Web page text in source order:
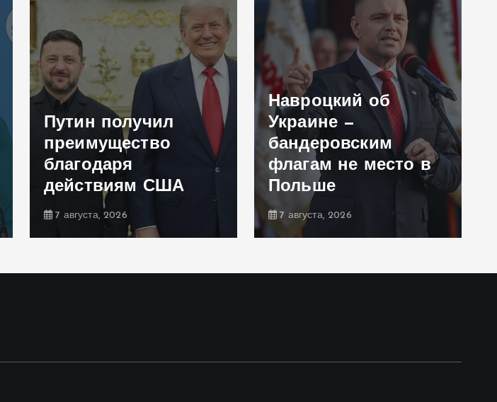
Путин получил
преимущество
благодаря
действиям США
7 августа, 2026
Навроцкий об
Украине —
бандеровским
флагам не место в
Польше
7 августа, 2026